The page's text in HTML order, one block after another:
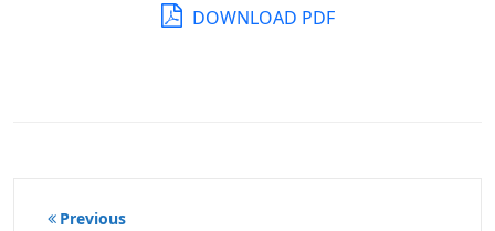
DOWNLOAD PDF
Beitragsnavigation
Previous